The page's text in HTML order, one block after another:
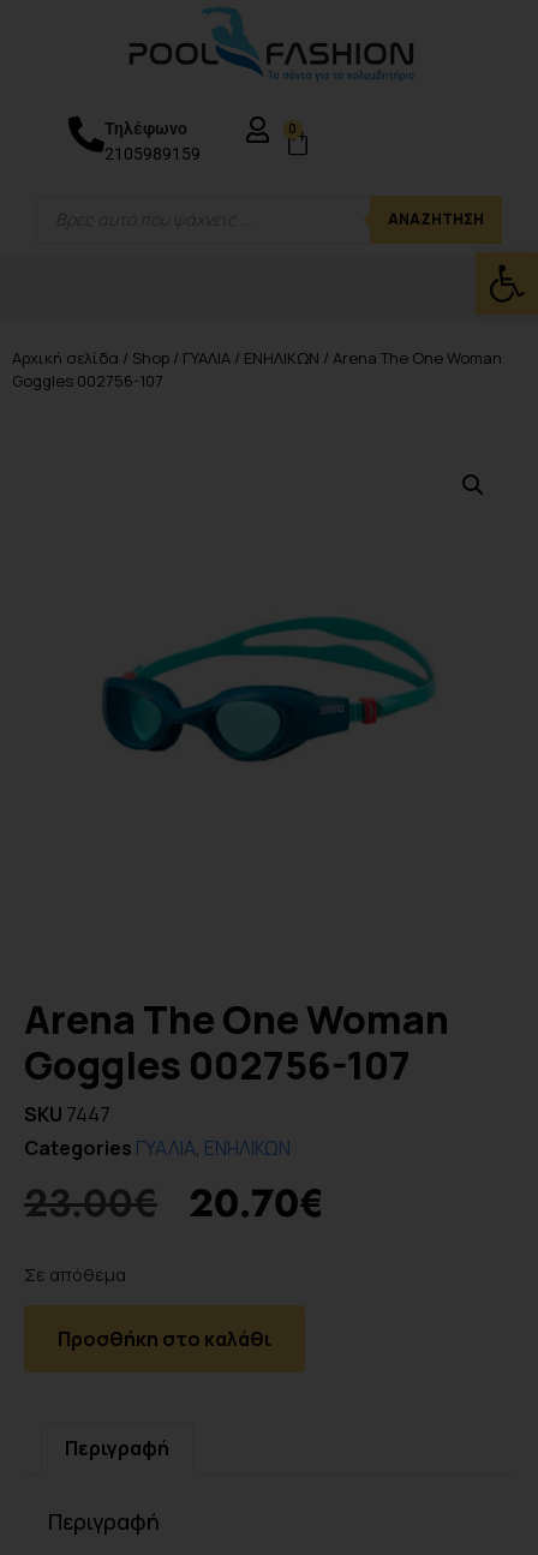
ΑΝΑΖΉΤΗΣΗ
Τηλέφωνο
2105989159
0
Αρχική σελίδα / Shop / ΓΥΑΛΙΑ / ΕΝΗΛΙΚΩΝ / Arena The One Woman
Goggles 002756-107
Arena The One Woman
Goggles 002756-107
SKU 7447
Categories ΓΥΑΛΙΑ, ΕΝΗΛΙΚΩΝ
23.00€ 20.70€
Σε απόθεμα
Προσθήκη στο καλάθι
Περιγραφή
Περιγραφή